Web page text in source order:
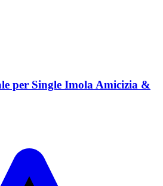
per Single Imola Amicizia &